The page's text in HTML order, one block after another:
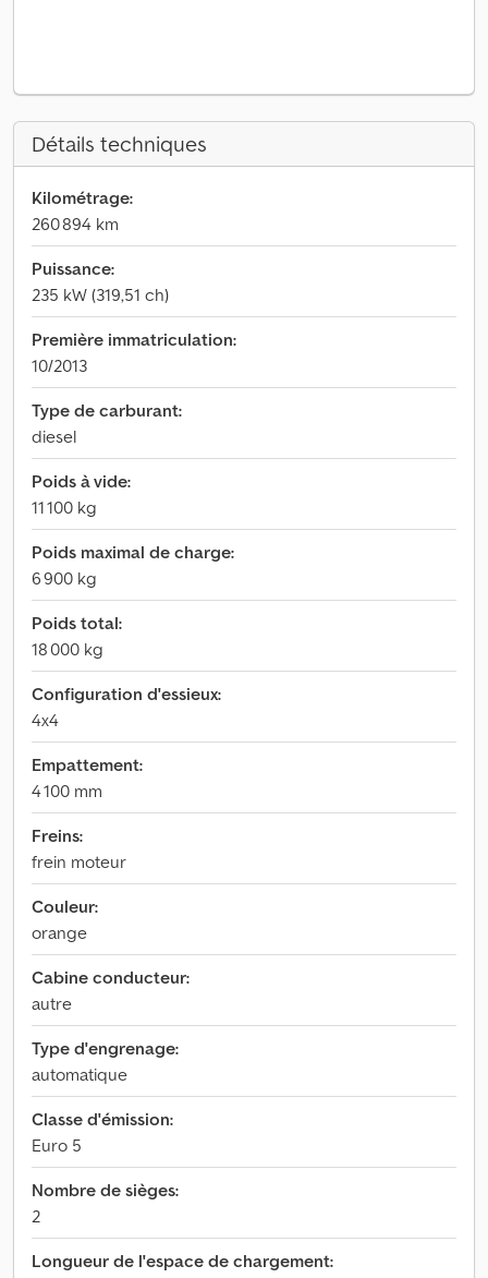
Détails techniques
Kilométrage:
260 894 km
Puissance:
235 kW (319,51 ch)
Première immatriculation:
10/2013
Type de carburant:
diesel
Poids à vide:
11 100 kg
Poids maximal de charge:
6 900 kg
Poids total:
18 000 kg
Configuration d'essieux:
4x4
Empattement:
4 100 mm
Freins:
frein moteur
Couleur:
orange
Cabine conducteur:
autre
Type d'engrenage:
automatique
Classe d'émission:
Euro 5
Nombre de sièges:
2
Longueur de l'espace de chargement: